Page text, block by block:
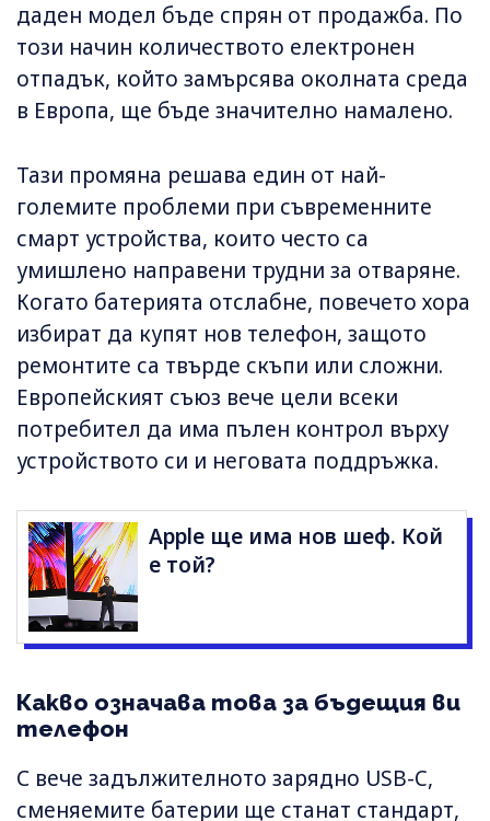
даден модел бъде спрян от продажба. По
този начин количеството електронен
отпадък, който замърсява околната среда
в Европа, ще бъде значително намалено.
Тази промяна решава един от най-
големите проблеми при съвременните
смарт устройства, които често са
умишлено направени трудни за отваряне.
Когато батерията отслабне, повечето хора
избират да купят нов телефон, защото
ремонтите са твърде скъпи или сложни.
Европейският съюз вече цели всеки
потребител да има пълен контрол върху
устройството си и неговата поддръжка.
Apple ще има нов шеф. Кой
е той?
Какво означава това за бъдещия ви
телефон
С вече задължителното зарядно USB-C,
сменяемите батерии ще станат стандарт,